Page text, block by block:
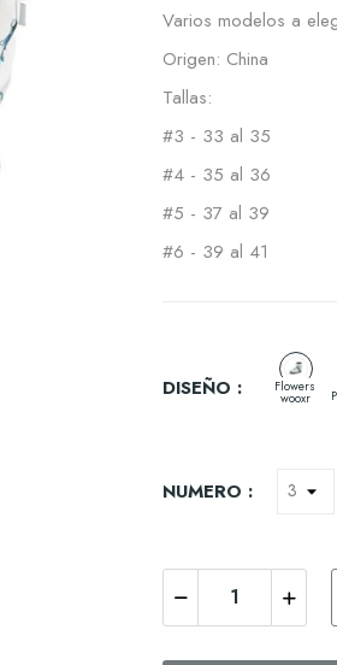
Varios modelos a
Origen: China
Tallas:
#3 - 33 al 35
#4 - 35 al 36
#5 - 37 al 39
#6 - 39 al 41
DISEÑO : Flowers
wooxr
NUMERO :